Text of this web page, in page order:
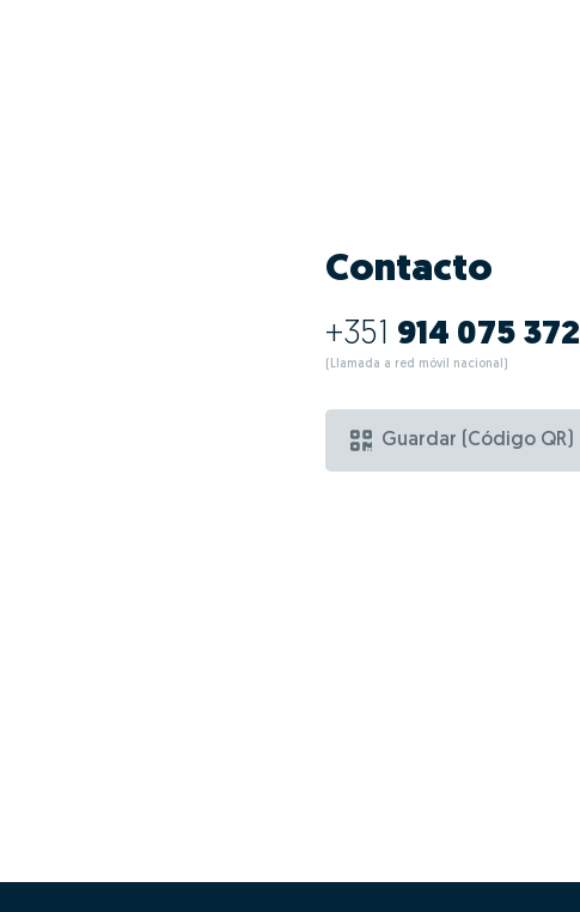
Contacto
+351 914 075 372
(Llamada a red móvil nacional)
Guardar (Código QR)